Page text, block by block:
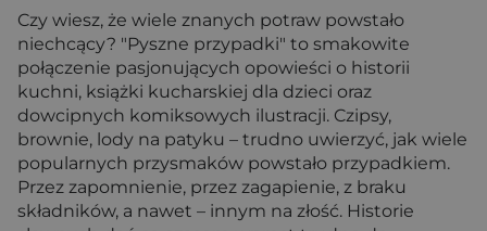
Czy wiesz, że wiele znanych potraw powstało
niechcący? "Pyszne przypadki" to smakowite
połączenie pasjonujących opowieści o historii
kuchni, książki kucharskiej dla dzieci oraz
dowcipnych komiksowych ilustracji. Czipsy,
brownie, lody na patyku – trudno uwierzyć, jak wiele
popularnych przysmaków powstało przypadkiem.
Przez zapomnienie, przez zagapienie, z braku
składników, a nawet – innym na złość. Historie